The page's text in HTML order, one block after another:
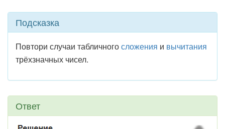
Подсказка
Повтори случаи табличногосложения и вычитания
трёхзначных чисел.
Ответ